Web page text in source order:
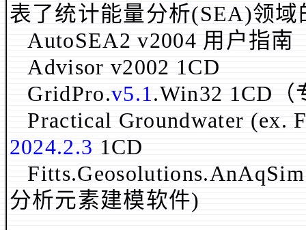
表了统计能量分析(SEA)领
AutoSEA2 v2004 用户指南
Advisor v2002 1CD
GridPro.v5.1 .Win32 1CD
Practical Groundwater (ex.
2024.2.3 1CD
分析元素建模软件)